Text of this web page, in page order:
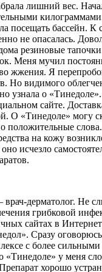
лишний вес.
посещать бассейн.
не опасалась.
резиновые
Меня мучил
жжения. Я
Но видимого
узнала о
сайте.
О «Тинедоле» могу
положительные
на кожу
исчезло
врач-дерматолог. Не
грибковой
сайтах в
Сразу
с более сильными
«Тинедоле» у меня
хорошо